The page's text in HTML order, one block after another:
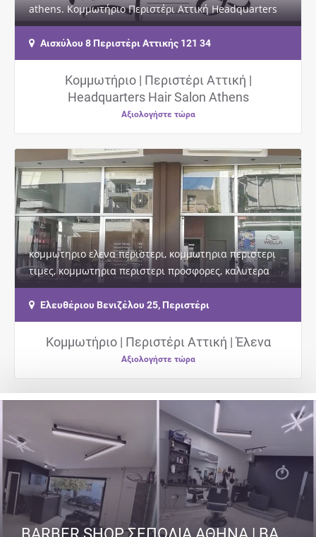
athens. Κομμωτήριο Περιστέρι Αττική Headquarters
Hair Salon Athens, Κούρεμα γυναικείο,…
Αισχύλου 8 Περιστέρι Αττικής 121 34
Κομμωτήριο | Περιστέρι Αττική |
Headquarters Hair Salon Athens
Αξιολογήστε τώρα
κομμωτηριο ελενα περιστερι, κομμωτηρια περιστερι
τιμες, κομμωτηρια περιστερι προσφορες, καλυτερα
κομμωτηρια περιστερι, κομμωτηρια περιστερι…
Ελευθέριου Βενιζέλου 25, Περιστέρι
Κομμωτήριο | Περιστέρι Αττική | Έλενα
Αξιολογήστε τώρα